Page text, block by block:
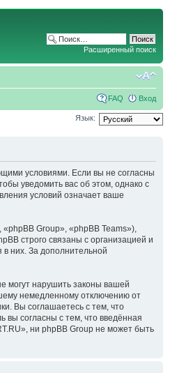
Расширенный поиск
FAQ Вход
Язык:
условиями. Если вы не согласны
уведомить вас об этом, однако с
условий означает ваше
Group», «phpBB Teams»),
строго связаны с организацией и
них. За дополнительной
могут нарушить законы вашей
немедленному отключению от
Вы соглашаетесь с тем, что
вы согласны с тем, что введённая
ни phpBB Group не может быть